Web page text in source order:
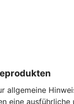
allgemeine
eine